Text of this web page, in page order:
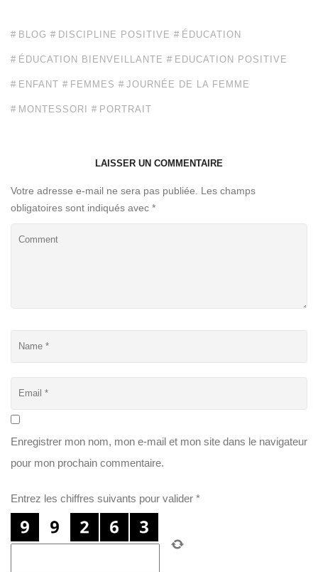
BLOG DISCIPLINE POSITIVE ÉDUCATION
ÉDUCATION BIENVEILLANTE EDUCATION POSITIVE
ENFANT FEMMES JOURNÉE DE LA FEMME
MONTESSORI PORTRAIT
LAISSER UN COMMENTAIRE
Votre adresse e-mail ne sera pas publiée.
Les champs
obligatoires sont indiqués avec *
Enregistrer mon nom, mon e-mail et mon site dans le navigateur
pour mon prochain commentaire.
Entrez les chiffres suivants pour valider *